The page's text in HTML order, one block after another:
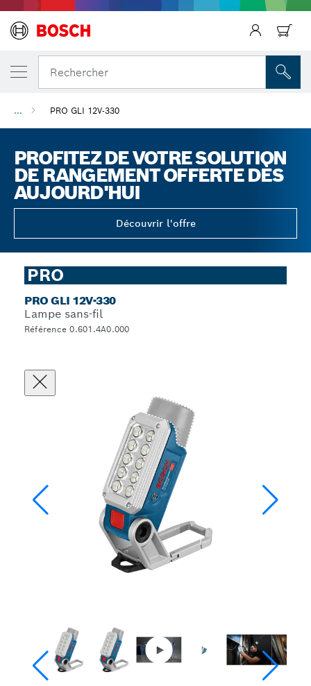
Rechercher
... PRO GLI 12V-330
PROFITEZ DE VOTRE SOLUTION
DE RANGEMENT OFFERTE DÈS
AUJOURD'HUI
Découvrir l'offre
PRO
PRO GLI 12V-330
Lampe sans-fil
Référence 0.601.4A0.000